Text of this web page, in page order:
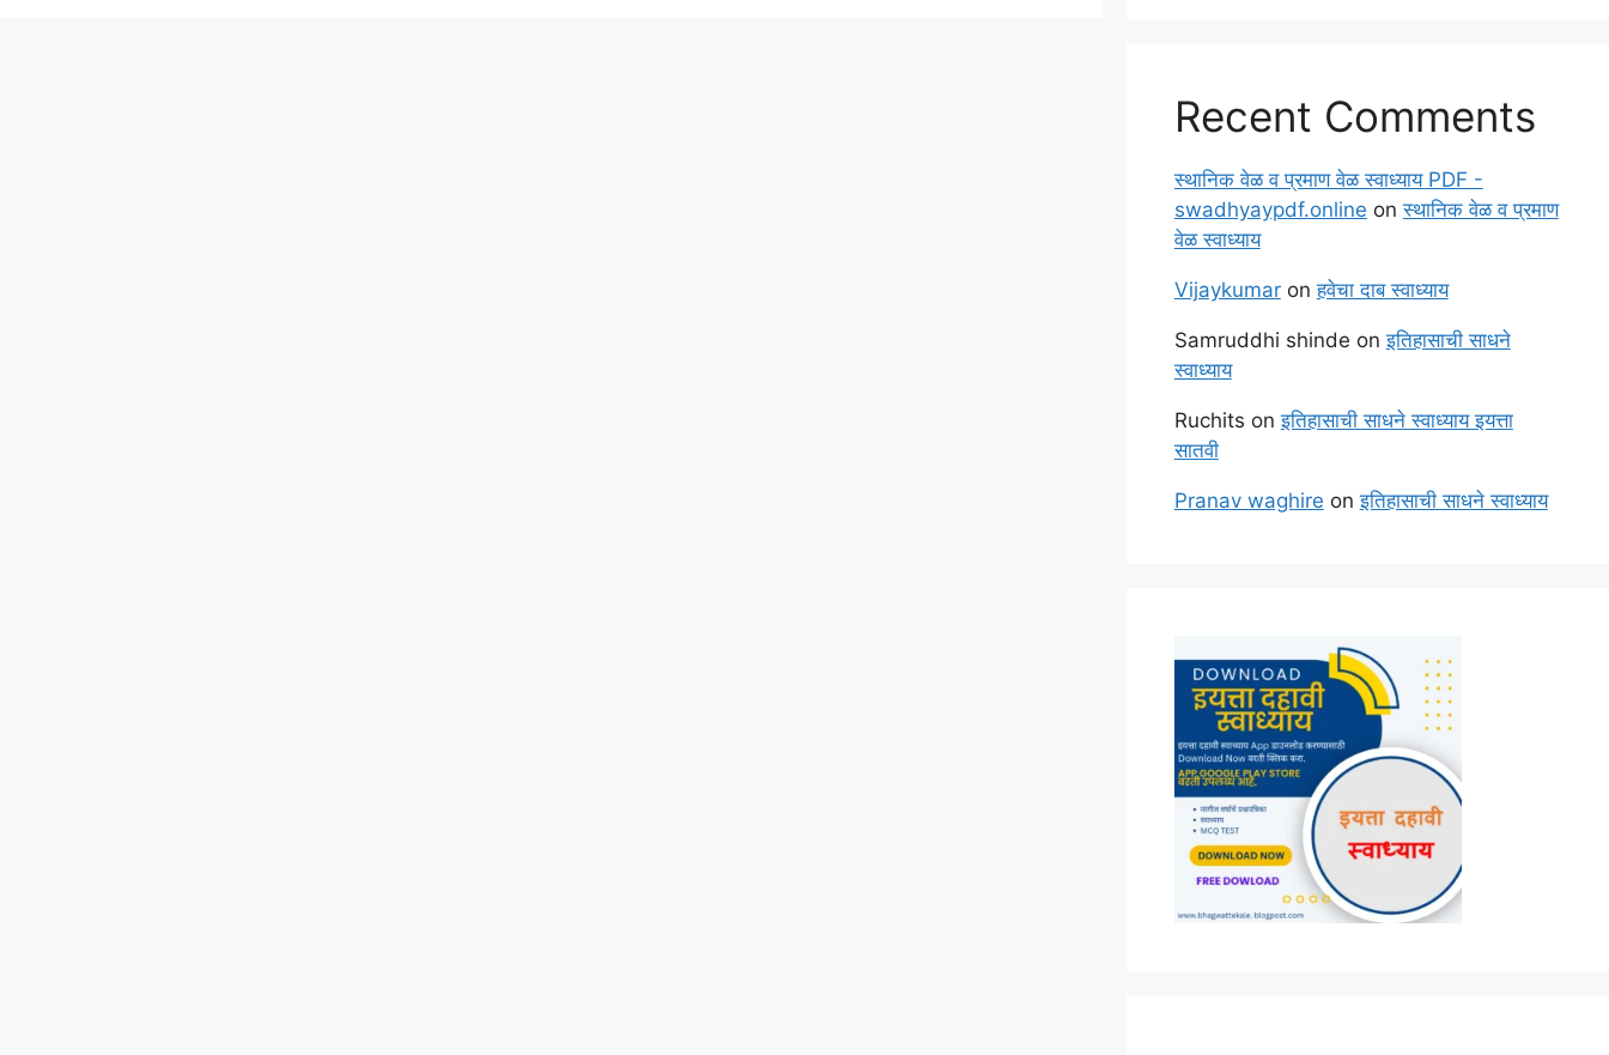
Recent Comments
स्थानिक वेळ व प्रमाण वेळ स्वाध्याय PDF -
swadhyaypdf.online onस्थानिक वेळ व प्रमाण
वेळ स्वाध्याय
Vijaykumaronहवेचा दाब स्वाध्याय
Samruddhi shinde onइतिहासाची साधने
स्वाध्याय
Ruchits onइतिहासाची साधने स्वाध्याय इयत्ता
सातवी
Pranav waghire onइतिहासाची साधने स्वाध्याय